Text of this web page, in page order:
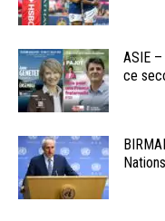
ASIE
ce